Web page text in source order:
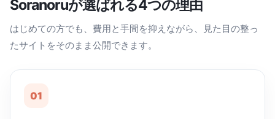
Soranoruが選ばれる4つの理由
はじめての方でも、費用と手間を抑えながら、見た目の整っ
たサイトをそのまま公開できます。
01